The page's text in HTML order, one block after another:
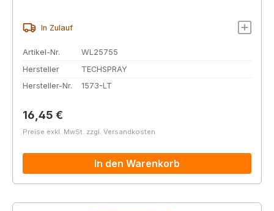
In Zulauf
Artikel-Nr.
WL25755
Hersteller
TECHSPRAY
Hersteller-Nr.
1573-LT
Regulärer Preis:
16,45 €
Preise exkl. MwSt. zzgl. Versandkosten
In den Warenkorb